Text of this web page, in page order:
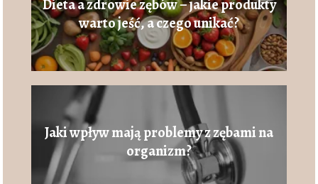
Dieta a zdrowie zębów – jakie produkty
warto jeść, a czego unikać?
Jaki wpływ mają problemy z zębami na
organizm?